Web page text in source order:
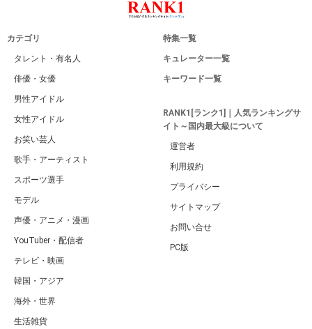
カテゴリ
タレント・有名人
俳優・女優
男性アイドル
女性アイドル
お笑い芸人
歌手・アーティスト
スポーツ選手
モデル
声優・アニメ・漫画
YouTuber・配信者
テレビ・映画
韓国・アジア
海外・世界
生活雑貨
特集一覧
キュレーター一覧
キーワード一覧
RANK1[ランク1]｜人気ランキングサ
イト～国内最大級について
運営者
利用規約
プライバシー
サイトマップ
お問い合せ
PC版